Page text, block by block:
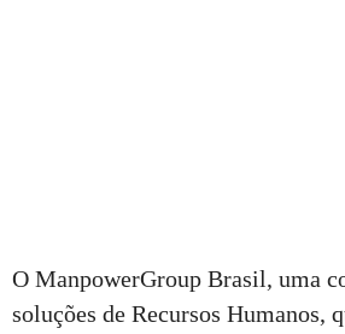
O ManpowerGroup Brasil, uma
soluções de Recursos Humanos,